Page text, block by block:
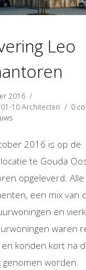
Leo
2016 /
10 Architecten / 0
2016 is op de
te Gouda
opgeleverd.
een mix van
en
waren
konden kort na
genomen worden.